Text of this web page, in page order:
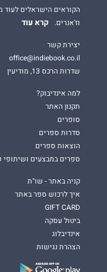
הקוראים הישראלים
וז'אנרים.
קרא עוד
יצירת קשר
office@indiebook.co.il
שדרות הרכס 13, מודיעין
למה אינדיבוק?
תקנון האתר
סופרים
סדרות ספרים
הוצאות ספרים
ספרים במבצעים ושיתופי
קניה באתר - שו"ת
איך לרכוש ספר באתר
GIFT CARD
ביטול עסקה
אינדיבלוג
הצהרת נגישות